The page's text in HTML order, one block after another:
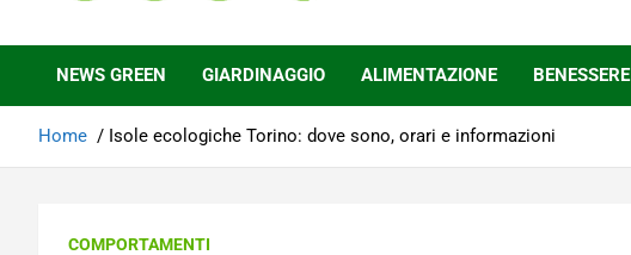
Ecoo.it
NEWS GREEN GIARDINAGGIO ALIMENTAZIONE BENESSERE
Home Isole ecologiche Torino: dove sono, orari e informazioni
COMPORTAMENTI